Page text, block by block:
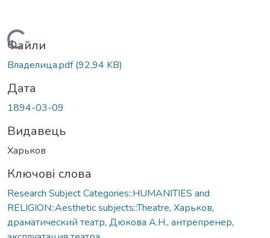
Вантажиться...
Файли
Владелица.pdf(92,94 KB)
Дата
1894-03-09
Видавець
Харьков
Ключові слова
Research Subject Categories::HUMANITIES and
RELIGION::Aesthetic subjects::Theatre, Харьков,
драматический театр, Дюкова А.Н., антрепренер,